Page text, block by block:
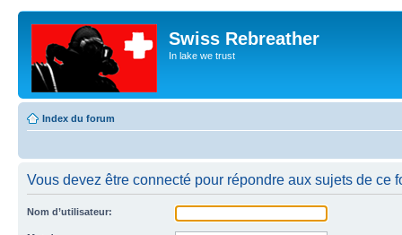
Swiss Rebreather
In lake we trust
Index du forum
Vous devez être connecté pour répondre aux sujets de ce
Nom d’utilisateur: